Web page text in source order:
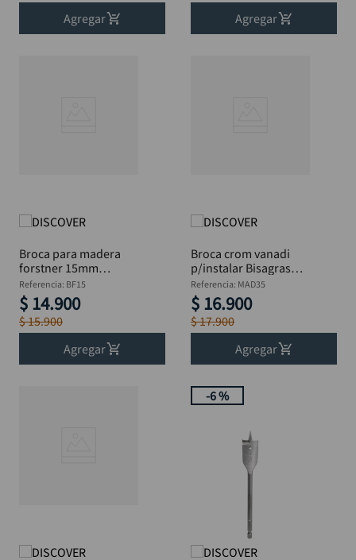
Agregar
Agregar
Broca para madera
forstner 15mm
DISCOVER
Referencia: BF15
$ 14.900
$15.900
Agregar
Broca crom vanadi
p/instalar Bisagras
parche 35 mm
Referencia: MAD35
$ 16.900
$17.900
Agregar
-6 %